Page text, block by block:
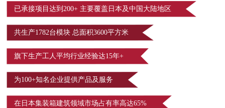
已承接项目达到200+ 主要覆盖日本及中国大陆地区
共生产1782台模块 总面积3600平方米
旗下生产工人平均行业经验达15年+
为100+知名企业提供产品及服务
在日本集装箱建筑领域市场占有率高达65%